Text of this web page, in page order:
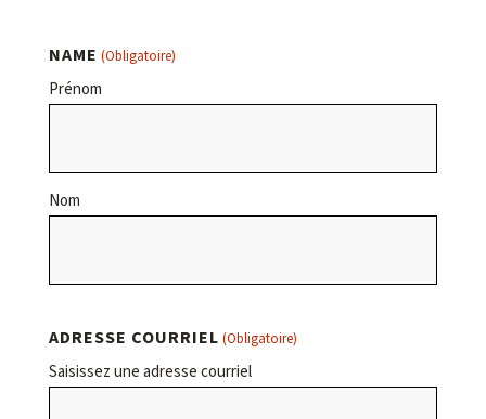
NAME (Obligatoire)
Prénom
Nom
ADRESSE COURRIEL (Obligatoire)
Saisissez une adresse courriel